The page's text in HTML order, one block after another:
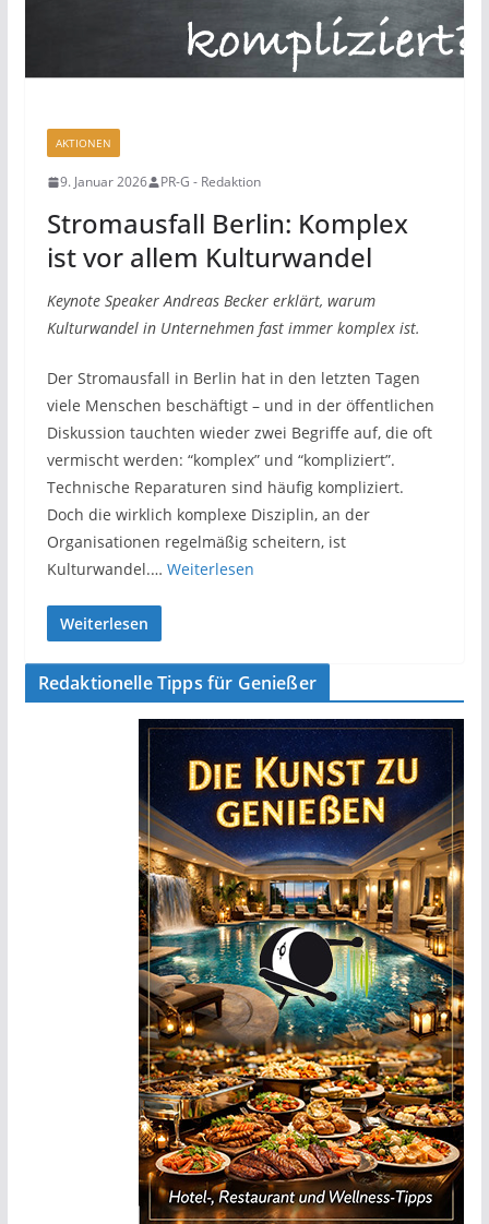
AKTIONEN
9. Januar 2026 PR-G - Redaktion
Stromausfall Berlin: Komplex
ist vor allem Kulturwandel
Keynote Speaker Andreas Becker erklärt, warum
Kulturwandel in Unternehmen fast immer komplex ist.
Der Stromausfall in Berlin hat in den letzten Tagen
viele Menschen beschäftigt – und in der öffentlichen
Diskussion tauchten wieder zwei Begriffe auf, die oft
vermischt werden: “komplex” und “kompliziert”.
Technische Reparaturen sind häufig kompliziert.
Doch die wirklich komplexe Disziplin, an der
Organisationen regelmäßig scheitern, ist
Kulturwandel.… Weiterlesen
Weiterlesen
Redaktionelle Tipps für Genießer